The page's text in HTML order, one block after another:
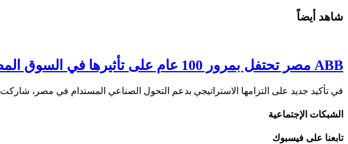
شاهد أيضاً
ABB مصر تحتفل بمرور 100 عام على تأثيرها في السوق المصري خلال حفل الغرفة التجارية السويسرية في مصر 2026
في تأكيد جديد على التزامها الاستراتيجي بدعم التحول الصناعي المستدام في مصر، شاركت ABB مصر …
الشبكات الإجتماعية
تابعنا على فيسبوك